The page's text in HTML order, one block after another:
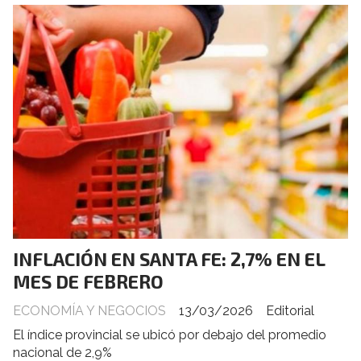
INFLACIÓN EN SANTA FE: 2,7% EN EL
MES DE FEBRERO
Editorial
ECONOMÍA Y NEGOCIOS
13/03/2026
El índice provincial se ubicó por debajo del promedio
nacional de 2,9%